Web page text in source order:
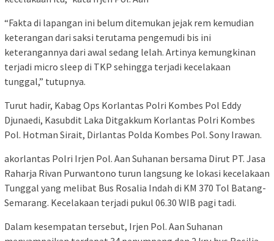
“Fakta di lapangan ini belum ditemukan jejak rem kemudian
keterangan dari saksi terutama pengemudi bis ini
keterangannya dari awal sedang lelah. Artinya kemungkinan
terjadi micro sleep di TKP sehingga terjadi kecelakaan
tunggal,” tutupnya.
Turut hadir, Kabag Ops Korlantas Polri Kombes Pol Eddy
Djunaedi, Kasubdit Laka Ditgakkum Korlantas Polri Kombes
Pol. Hotman Sirait, Dirlantas Polda Kombes Pol. Sony Irawan.
akorlantas Polri Irjen Pol. Aan Suhanan bersama Dirut PT. Jasa
Raharja Rivan Purwantono turun langsung ke lokasi kecelakaan
Tunggal yang melibat Bus Rosalia Indah di KM 370 Tol Batang-
Semarang. Kecelakaan terjadi pukul 06.30 WIB pagi tadi.
Dalam kesempatan tersebut, Irjen Pol. Aan Suhanan